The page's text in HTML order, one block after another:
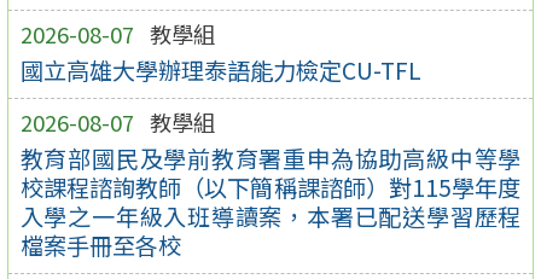
2026-08-07 教學組
國立高雄大學辦理泰語能力檢定CU-TFL
2026-08-07 教學組
教育部國民及學前教育署重申為協助高級中等學
校課程諮詢教師（以下簡稱課諮師）對115學年度
入學之一年級入班導讀案，本署已配送學習歷程
檔案手冊至各校